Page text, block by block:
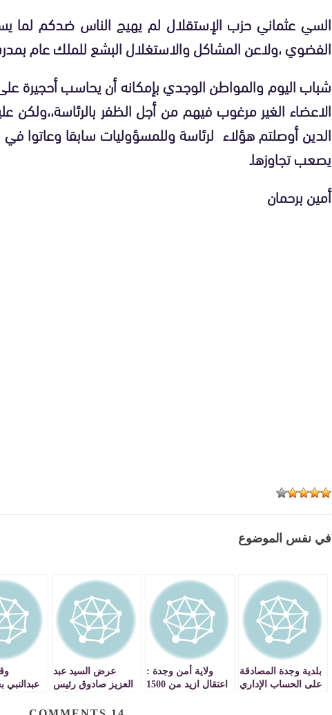
السي عثماني حزب الإستقلال لم يهيج الناس ضدكم لما
الفضوي ،ولاعن المشاكل والاستغلال البشع للملك عام
شباب اليوم والمواطن الوجدي بإمكانه أن يحاسب
الاعضاء الغير مرغوب فيهم من أجل الظفر بالرئاسة،،ولكن
الدين أوصلتم هؤلاء لرئاسة وللمسؤوليات سابقا وعاتوا
يصعب تجاوزهاـ
أمين برحمان
في نفس الموضوع
بلدية وجدة المصادقة
على الحساب الإداري
ولاية أمن وجدة :
اعتقال ازيد من 1500
عرض السيد عبد
العزيز صادوق رئيس
حول » مشروع
عبدالنبي